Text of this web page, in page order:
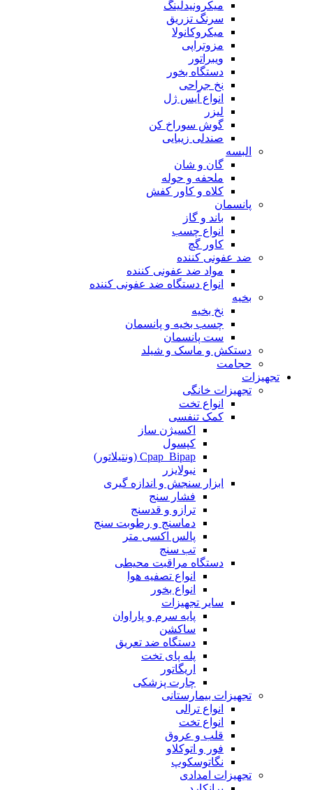
میکرونیدلینگ
سرنگ تزریق
میکروکانولا
مزوتراپی
ویبراتور
دستگاه بخور
نخ جراحی
انواع آیس ژل
لیزر
گوش سوراخ کن
صندلی زیبایی
البسه
گان و شان
ملحفه و حوله
کلاه و کاور کفش
پانسمان
باند و گاز
انواع چسب
کاور گچ
ضد عفونی کننده
مواد ضد عفونی کننده
انواع دستگاه ضد عفونی کننده
بخیه
نخ بخیه
چسب بخیه و پانسمان
ست پانسمان
دستکش و ماسک و شیلد
حجامت
تجهیزات
تجهیزات خانگی
انواع تخت
کمک تنفسی
اکسیژن ساز
کپسول
Cpap_Bipap (ونتیلاتور)
نبولایزر
ابزار سنجش و اندازه گیری
فشار سنج
ترازو و قدسنج
دماسنج و رطوبت سنج
پالس اکسی متر
تب سنج
دستگاه مراقبت محیطی
انواع تصفیه هوا
انواع بخور
سایر تجهیزات
پایه سرم و پاراوان
ساکشن
دستگاه ضد تعریق
پله پای تخت
اریگاتور
چارت پزشکی
تجهیزات بیمارستانی
انواع ترالی
انواع تخت
قلب و عروق
فور و اتوکلاو
نگاتوسکوپ
تجهیزات امدادی